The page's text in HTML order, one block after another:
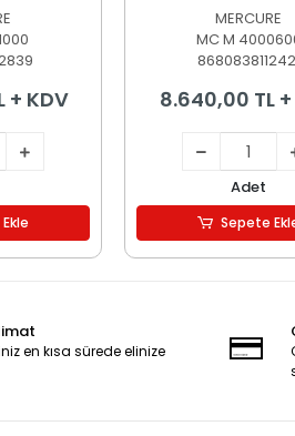
+ KDV
MERCURE
MC M
8.640,00 TL +
Adet
Sepete
en kısa sürede elinize